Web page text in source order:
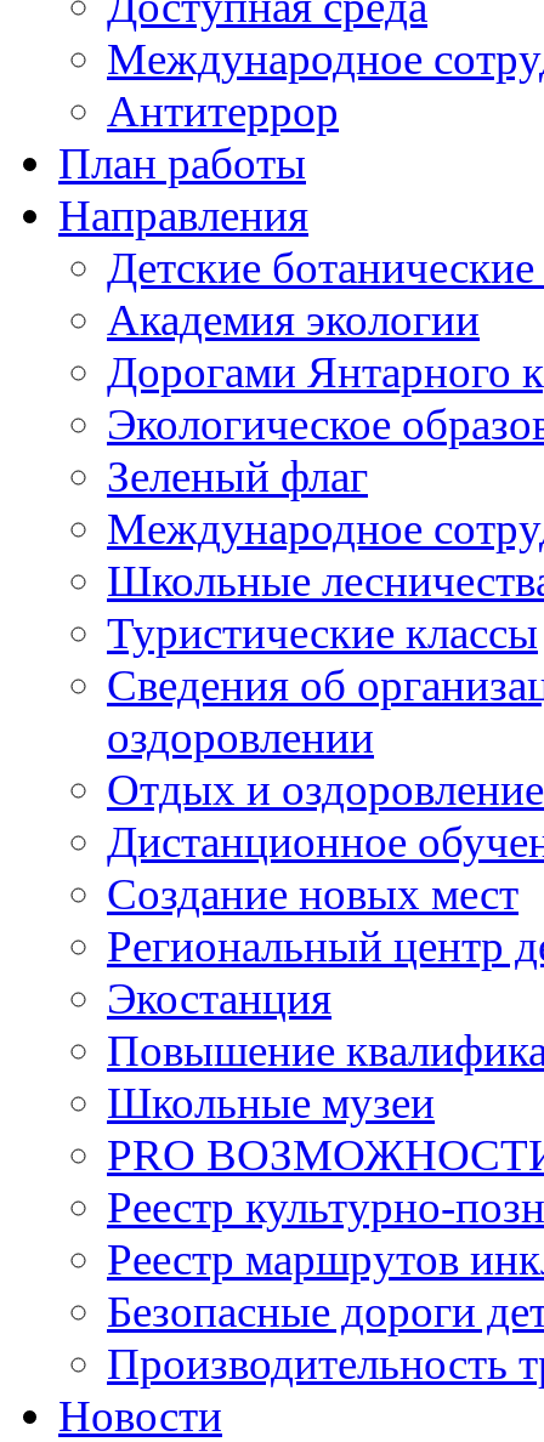
Международное
Антитеррор
План работы
Направления
Детские
Академия экологии
Дорогами Янтарного
Экологическое
Зеленый флаг
Международное
Школьные
Туристические классы
Сведения об
оздоровлении
Отдых и
Дистанционное
Создание новых мест
Региональный центр
Экостанция
Повышение
Школьные музеи
PRO
Реестр культурно-
Реестр маршрутов
Безопасные дороги
Производительность
Новости